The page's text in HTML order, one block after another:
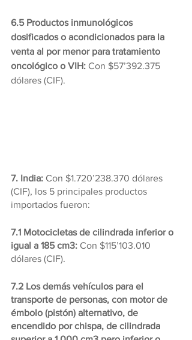
6.5 Productos inmunológicos
dosificados o acondicionados para la
venta al por menor para tratamiento
oncológico o VIH: Con $57’392.375
dólares (CIF).
7. India: Con $1.720’238.370 dólares
(CIF), los 5 principales productos
importados fueron:
7.1 Motocicletas de cilindrada inferior o
igual a 185 cm3: Con $115’103.010
dólares (CIF).
7.2 Los demás vehículos para el
transporte de personas, con motor de
émbolo (pistón) alternativo, de
encendido por chispa, de cilindrada